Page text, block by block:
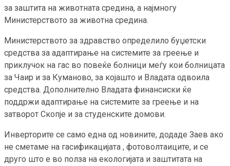
за заштита на животната средина, а најмногу
Министерството за животна средина.
Министерството за здравство определило буџетски
средства за адаптирање на системите за греење и
приклучок на гас во повеќе болници меѓу кои болницата
за Чаир и за Куманово, за којашто и Владата одвоила
средства. Дополнително Владата финансиски ќе
поддржи адаптирање на системите за греење и на
затворот Скопје и за студенските домови.
Инверторите се само една од новините, додаде Заев ако
не сметаме на гасификацијата , фотоволтаиците, и се
друго што е во полза на екологијата и заштитата на